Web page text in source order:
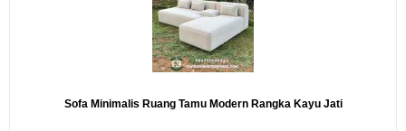
Sofa Minimalis Ruang Tamu Modern Rangka Kayu Jati